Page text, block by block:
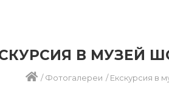
В МУЗЕЙ
/Фотогалереи /Екскурсия в